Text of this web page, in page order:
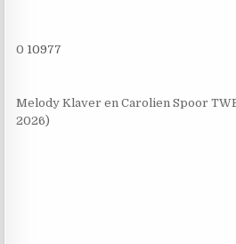
0 10977
Melody Klaver en Carolien Spoor
2026)